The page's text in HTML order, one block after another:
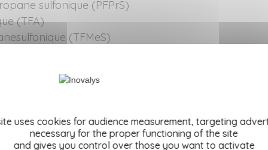
sulfonique (PFPrS)
(TFA)
(TFMeS)
conforte sa position d’acteur public de
des collectivités, industriels et agences
par téléphone au 02 51 85 44 44 ou par mail
à vos questions.
uses cookies for audience measurement, targeting
necessary for the proper functioning of the site
and gives you control over those you want to activate